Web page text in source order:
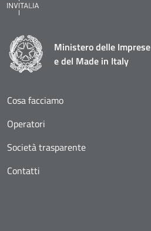
Ministero delle Imprese
e del Made in Italy
Cosa facciamo
Operatori
Società trasparente
Contatti